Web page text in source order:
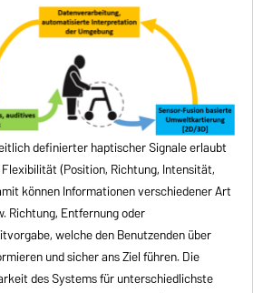
definierter haptischer Signale erlaubt
(Position, Richtung, Intensität,
können Informationen verschiedener Art
Richtung, Entfernung oder
welche den Benutzenden über
und sicher ans Ziel führen. Die
des Systems für unterschiedlichste